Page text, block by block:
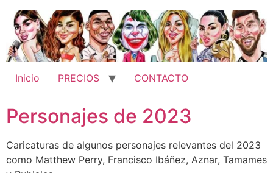
contenido
Inicio PRECIOS CONTACTO
Personajes de 2023
Caricaturas de algunos personajes relevantes del 2023
como Matthew Perry, Francisco Ibáñez, Aznar, Tamames